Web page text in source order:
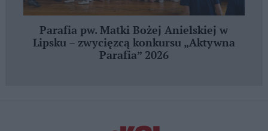
Parafia pw. Matki Bożej Anielskiej w
Lipsku – zwycięzcą konkursu „Aktywna
Parafia” 2026